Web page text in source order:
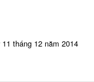
11 tháng 12 năm 2014